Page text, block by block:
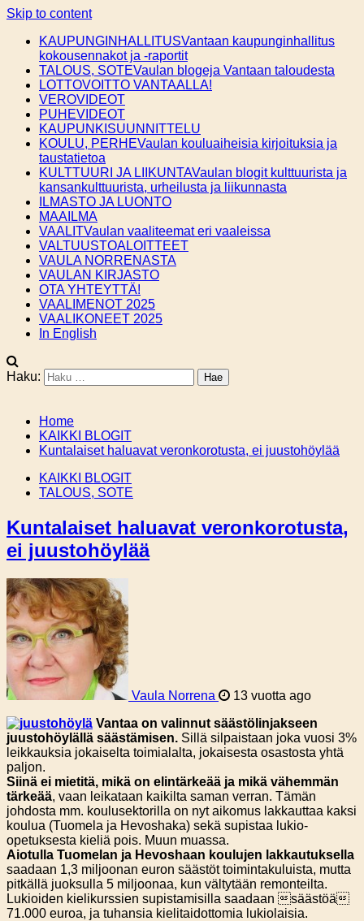
Skip to content
KAUPUNGINHALLITUSVantaan kaupunginhallitus
kokousennakot ja -raportit
TALOUS, SOTEVaulan blogeja Vantaan taloudesta
LOTTOVOITTO VANTAALLA!
VEROVIDEOT
PUHEVIDEOT
KAUPUNKISUUNNITTELU
KOULU, PERHEVaulan kouluaiheisia kirjoituksia ja
taustatietoa
KULTTUURI JA LIIKUNTAVaulan blogit kulttuurista ja
kansankulttuurista, urheilusta ja liikunnasta
ILMASTO JA LUONTO
MAAILMA
VAALITVaulan vaaliteemat eri vaaleissa
VALTUUSTOALOITTEET
VAULA NORRENASTA
VAULAN KIRJASTO
OTA YHTEYTTÄ!
VAALIMENOT 2025
VAALIKONEET 2025
In English
Haku:
Home
KAIKKI BLOGIT
Kuntalaiset haluavat veronkorotusta, ei juustohöylää
KAIKKI BLOGIT
TALOUS, SOTE
Kuntalaiset haluavat veronkorotusta,
ei juustohöylää
Vaula Norrena
13 vuotta ago
Vantaa on valinnut säästölinjakseen
juustohöylällä säästämisen. Sillä silpaistaan joka vuosi 3%
leikkauksia jokaiselta toimialalta, jokaisesta osastosta yhtä
paljon.
Siinä ei mietitä, mikä on elintärkeää ja mikä vähemmän
tärkeää, vaan leikataan kaikilta saman verran. Tämän
johdosta mm. koulusektorilla on nyt aikomus lakkauttaa kaksi
koulua (Tuomela ja Hevoshaka) sekä supistaa lukio-
opetuksesta kieliä pois. Muun muassa.
Aiotulla Tuomelan ja Hevoshaan koulujen lakkautuksella
saadaan 1,3 miljoonan euron säästöt toimintakuluista, mutta
pitkällä juoksulla 5 miljoonaa, kun vältytään remonteilta.
Lukioiden kielikurssien supistamisilla saadaan säästöä
71.000 euroa, ja tuhansia kielitaidottomia lukiolaisia.